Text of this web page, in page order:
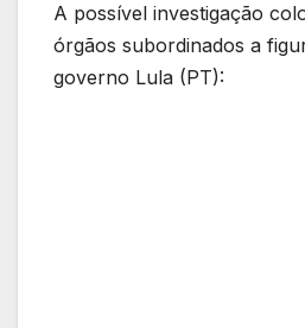
A possível investigação
órgãos subordinados a
governo Lula (PT):